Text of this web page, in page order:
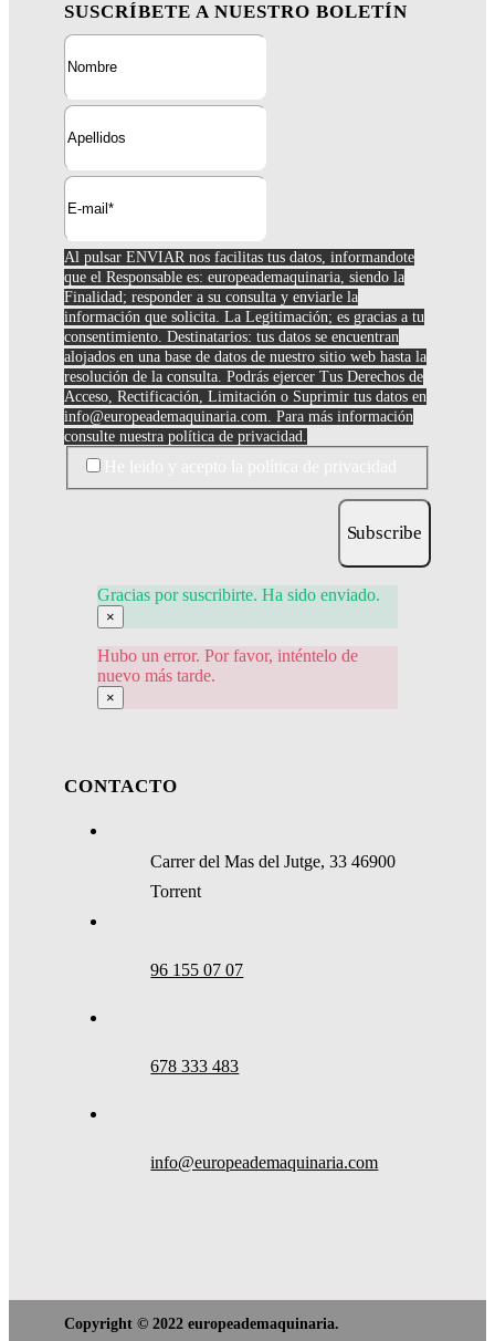
SUSCRÍBETE A NUESTRO BOLETÍN
Al pulsar ENVIAR nos facilitas tus datos, informandote
que el Responsable es: europeademaquinaria, siendo la
Finalidad; responder a su consulta y enviarle la
información que solicita. La Legitimación; es gracias a tu
consentimiento. Destinatarios: tus datos se encuentran
alojados en una base de datos de nuestro sitio web hasta la
resolución de la consulta. Podrás ejercer Tus Derechos de
Acceso, Rectificación, Limitación o Suprimir tus datos en
info@europeademaquinaria.com. Para más información
consulte nuestra política de privacidad.
Subscribe
Gracias por suscribirte. Ha sido enviado.
×
Hubo un error. Por favor, inténtelo de
nuevo más tarde.
×
CONTACTO
Carrer del Mas del Jutge, 33 46900
Torrent
96 155 07 07
678 333 483
info@europeademaquinaria.com
Copyright © 2022 europeademaquinaria.